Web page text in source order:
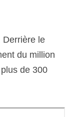
Derrière le
du million
de 300